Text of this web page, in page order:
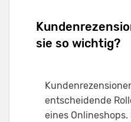
sie so wichtig?
entscheidende
eines